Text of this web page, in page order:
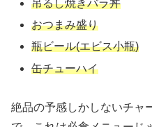
吊るし焼きバラ丼
おつまみ盛り
瓶ビール(エビス小瓶)
缶チューハイ
絶品の予感しかしないチャ